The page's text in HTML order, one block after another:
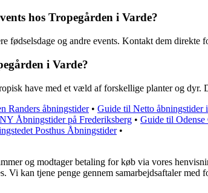
hos Tropegården i Varde?
fødselsdage og andre events. Kontakt dem direkte
i Varde?
have med et væld af forskellige planter og dyr.
Randers åbningstider• Guide til Netto åbningstider
Åbningstider på Frederiksberg • Guide til Odense
Posthus Åbningstider•
og modtager betaling for køb via vores
Vi kan tjene penge gennem samarbejdsaftaler